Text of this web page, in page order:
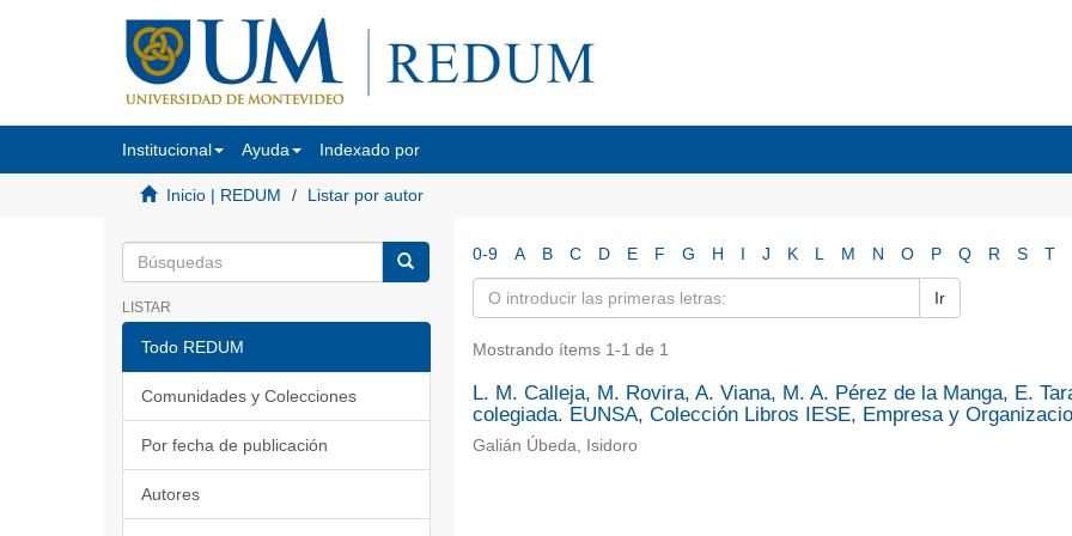
Institucional Ayuda Indexado por
Inicio | REDUM Listar por autor
LISTAR
Todo REDUM
Comunidades y Colecciones
Por fecha de publicación
Autores
0-9 A B C D E F G H I J K L M N O P Q R S T
Ir
Mostrando ítems 1-1 de 1
L. M. Calleja, M. Rovira, A. Viana, M. A. Pérez de la Manga, E.
colegiada. EUNSA, Colección Libros IESE, Empresa y
Galián Úbeda, Isidoro